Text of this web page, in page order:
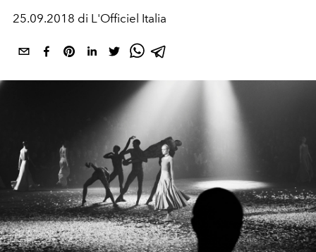
25.09.2018 di L'Officiel Italia